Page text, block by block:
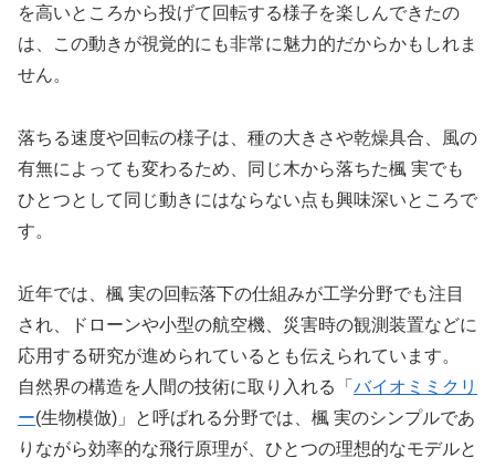
を高いところから投げて回転する様子を楽しんできたの
は、この動きが視覚的にも非常に魅力的だからかもしれま
せん。
落ちる速度や回転の様子は、種の大きさや乾燥具合、風の
有無によっても変わるため、同じ木から落ちた楓 実でも
ひとつとして同じ動きにはならない点も興味深いところで
す。
近年では、楓 実の回転落下の仕組みが工学分野でも注目
され、ドローンや小型の航空機、災害時の観測装置などに
応用する研究が進められているとも伝えられています。
自然界の構造を人間の技術に取り入れる「 バイオミミクリ
ー(生物模倣)」と呼ばれる分野では、楓 実のシンプルであ
りながら効率的な飛行原理が、ひとつの理想的なモデルと